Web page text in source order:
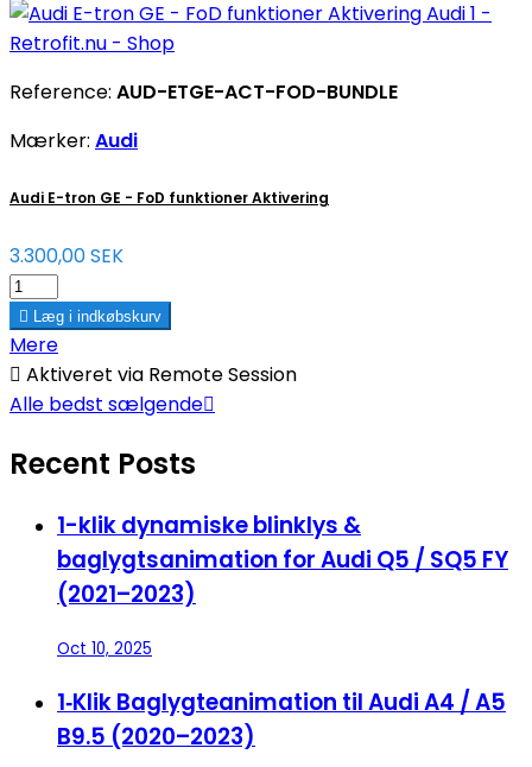
Reference: AUD-ETGE-ACT-FOD-BUNDLE
Mærker: Audi
Audi E-tron GE - FoD funktioner Aktivering
3.300,00 SEK
 Læg i indkøbskurv
Mere
 Aktiveret via Remote Session
Alle bedst sælgende
Recent Posts
1-klik dynamiske blinklys &
baglygtsanimation for Audi Q5 / SQ5 FY
(2021–2023)
Oct 10, 2025
1‑Klik Baglygteanimation til Audi A4 / A5
B9.5 (2020–2023)